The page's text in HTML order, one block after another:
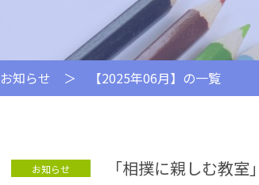
お知らせ ＞ 【2025年06月】の一覧
お知らせ 「相撲に親しむ教